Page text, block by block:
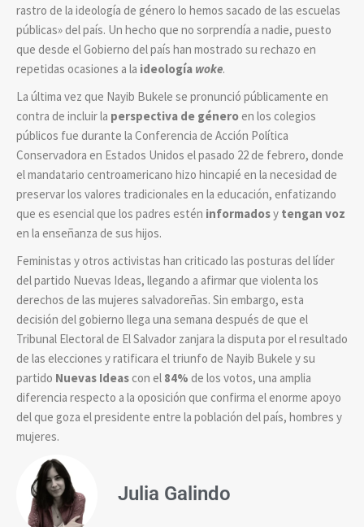
rastro de la ideología de género lo hemos sacado de las escuelas
públicas» del país. Un hecho que no sorprendía a nadie, puesto
que desde el Gobierno del país han mostrado su rechazo en
repetidas ocasiones a la ideología woke.
La última vez que Nayib Bukele se pronunció públicamente en
contra de incluir la perspectiva de géneroen los colegios
públicos fue durante la Conferencia de Acción Política
Conservadora en Estados Unidos el pasado 22 de febrero, donde
el mandatario centroamericano hizo hincapié en la necesidad de
preservar los valores tradicionales en la educación, enfatizando
que es esencial que los padres estén informadosy tengan voz
en la enseñanza de sus hijos.
Feministas y otros activistas han criticado las posturas del líder
del partido Nuevas Ideas, llegando a afirmar que violenta los
derechos de las mujeres salvadoreñas. Sin embargo, esta
decisión del gobierno llega una semana después de que el
Tribunal Electoral de El Salvador zanjara la disputa por el resultado
de las elecciones y ratificara el triunfo de Nayib Bukele y su
partido Nuevas Ideascon el 84% de los votos, una amplia
diferencia respecto a la oposición que confirma el enorme apoyo
del que goza el presidente entre la población del país, hombres y
mujeres.
Julia Galindo